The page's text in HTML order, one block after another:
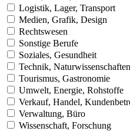
Logistik, Lager, Transport
Medien, Grafik, Design
Rechtswesen
Sonstige Berufe
Soziales, Gesundheit
Technik, Naturwissenschaften
Tourismus, Gastronomie
Umwelt, Energie, Rohstoffe
Verkauf, Handel,
Verwaltung, Büro
Wissenschaft, Forschung